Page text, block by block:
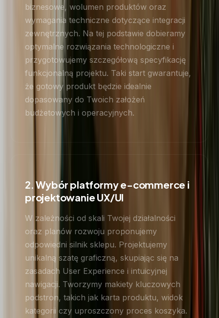
biznesowe, wolumen produktów oraz
wymagania techniczne dotyczące integracji
zewnętrznych. Na tej podstawie dobieramy
optymalne rozwiązania technologiczne i
przygotowujemy szczegółową specyfikację
funkcjonalną projektu. Taki start gwarantuje,
że gotowy produkt będzie idealnie
dopasowany do Twoich założeń
budżetowych i operacyjnych.
2. Wybór platformy e-commerce i
projektowanie UX/UI
W zależności od skali Twojej działalności
oraz planów rozwoju proponujemy
odpowiedni silnik sklepu. Projektujemy
unikalną szatę graficzną, skupiając się na
zasadach User Experience i intuicyjnej
nawigacji. Tworzymy makiety kluczowych
podstron, takich jak karta produktu, widok
kategorii czy uproszczony proces koszyka.